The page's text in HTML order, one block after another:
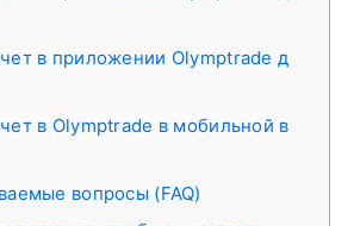
в приложении Olymptrade д
в Olymptrade в мобильной в
вопросы (FAQ)